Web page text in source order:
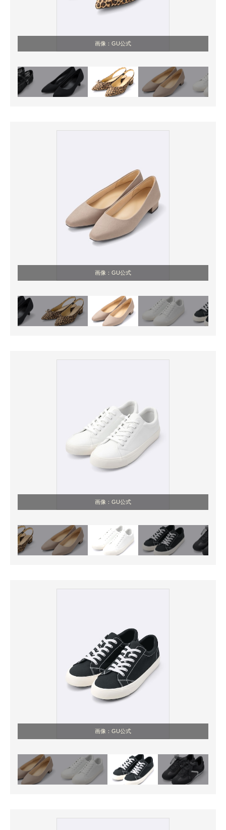
画像：GU公式
画像：GU公式
画像：GU公式
画像：GU公式